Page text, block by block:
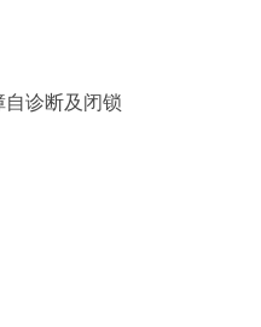
诊断及闭锁